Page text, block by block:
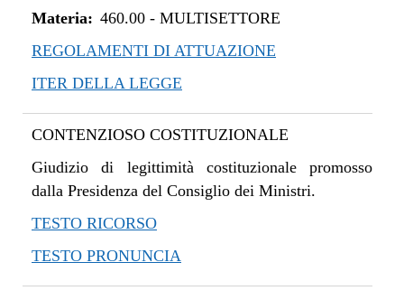
Materia: 460.00- MULTISETTORE
REGOLAMENTI DI ATTUAZIONE
ITER DELLA LEGGE
CONTENZIOSO COSTITUZIONALE
Giudizio di legittimità costituzionale promosso
dalla Presidenza del Consiglio dei Ministri.
TESTO RICORSO
TESTO PRONUNCIA